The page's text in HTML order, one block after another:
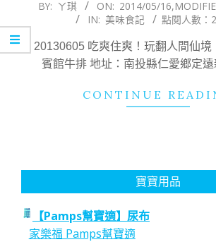
2014-
16
BY: ㄚ琪 ON: 2014/05/16
IN: 美味食記 點閱人數：
20130605 吃爽住爽！玩翻人間仙境
賓館牛排 地址：南投縣仁愛鄉定
CONTINUE
寶寶用品
【Pamps幫寶適】尿布
家樂福 Pamps幫寶適